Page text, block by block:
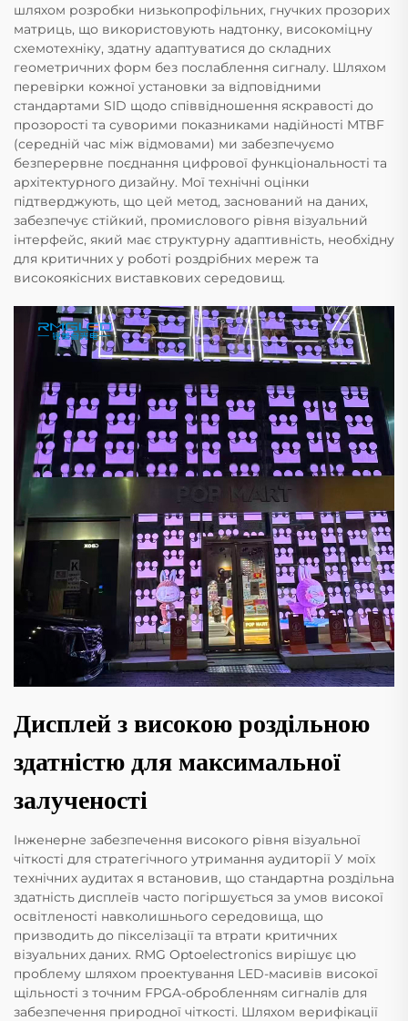
шляхом розробки низькопрофільних, гнучких прозорих
матриць, що використовують надтонку, високоміцну
схемотехніку, здатну адаптуватися до складних
геометричних форм без послаблення сигналу. Шляхом
перевірки кожної установки за відповідними
стандартами SID щодо співвідношення яскравості до
прозорості та суворими показниками надійності MTBF
(середній час між відмовами) ми забезпечуємо
безперервне поєднання цифрової функціональності та
архітектурного дизайну. Мої технічні оцінки
підтверджують, що цей метод, заснований на даних,
забезпечує стійкий, промислового рівня візуальний
інтерфейс, який має структурну адаптивність, необхідну
для критичних у роботі роздрібних мереж та
високоякісних виставкових середовищ.
Дисплей з високою роздільною
здатністю для максимальної
залученості
Інженерне забезпечення високого рівня візуальної
чіткості для стратегічного утримання аудиторії У моїх
технічних аудитах я встановив, що стандартна роздільна
здатність дисплеїв часто погіршується за умов високої
освітленості навколишнього середовища, що
призводить до пікселізації та втрати критичних
візуальних даних. RMG Optoelectronics вирішує цю
проблему шляхом проектування LED-масивів високої
щільності з точним FPGA-обробленням сигналів для
забезпечення природної чіткості. Шляхом верифікації